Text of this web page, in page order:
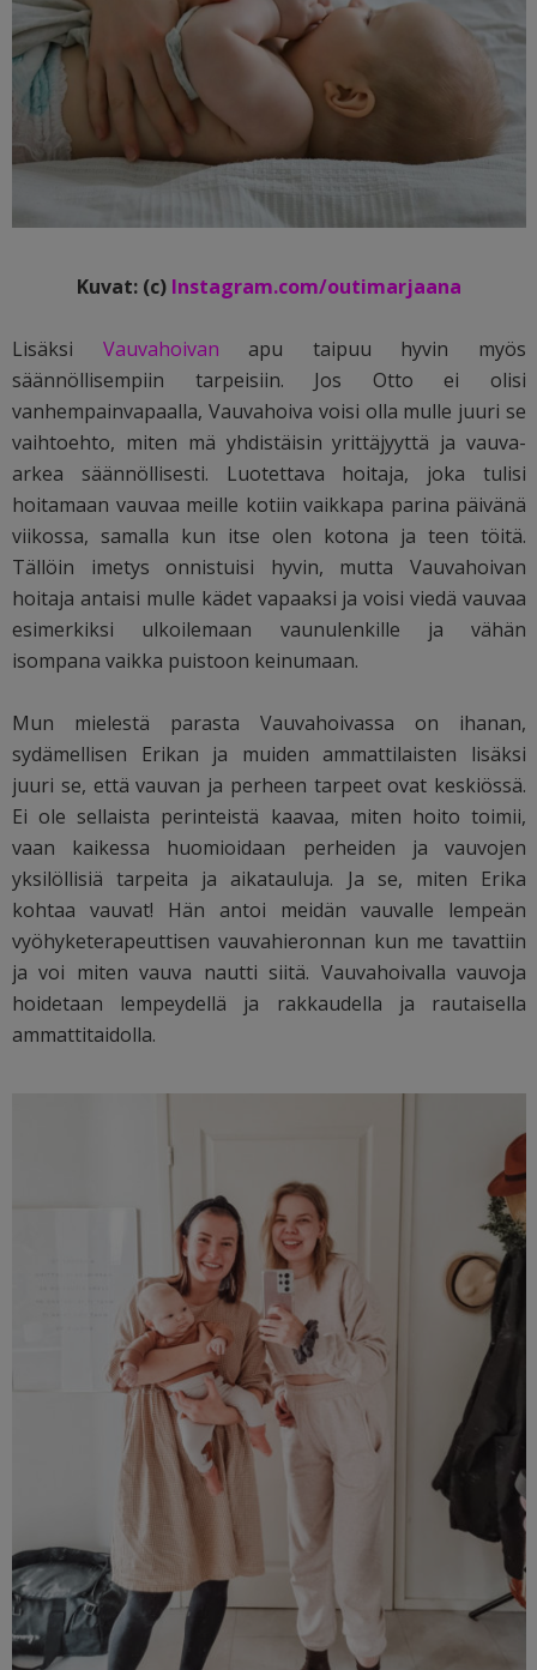
Kuvat: (c) Instagram.com/outimarjaana
Lisäksi Vauvahoivan apu taipuu hyvin myös
säännöllisempiin tarpeisiin. Jos Otto ei olisi
vanhempainvapaalla, Vauvahoiva voisi olla mulle juuri se
vaihtoehto, miten mä yhdistäisin yrittäjyyttä ja vauva-
arkea säännöllisesti. Luotettava hoitaja, joka tulisi
hoitamaan vauvaa meille kotiin vaikkapa parina päivänä
viikossa, samalla kun itse olen kotona ja teen töitä.
Tällöin imetys onnistuisi hyvin, mutta Vauvahoivan
hoitaja antaisi mulle kädet vapaaksi ja voisi viedä vauvaa
esimerkiksi ulkoilemaan vaunulenkille ja vähän
isompana vaikka puistoon keinumaan.
Mun mielestä parasta Vauvahoivassa on ihanan,
sydämellisen Erikan ja muiden ammattilaisten lisäksi
juuri se, että vauvan ja perheen tarpeet ovat keskiössä.
Ei ole sellaista perinteistä kaavaa, miten hoito toimii,
vaan kaikessa huomioidaan perheiden ja vauvojen
yksilöllisiä tarpeita ja aikatauluja. Ja se, miten Erika
kohtaa vauvat! Hän antoi meidän vauvalle lempeän
vyöhyketerapeuttisen vauvahieronnan kun me tavattiin
ja voi miten vauva nautti siitä. Vauvahoivalla vauvoja
hoidetaan lempeydellä ja rakkaudella ja rautaisella
ammattitaidolla.